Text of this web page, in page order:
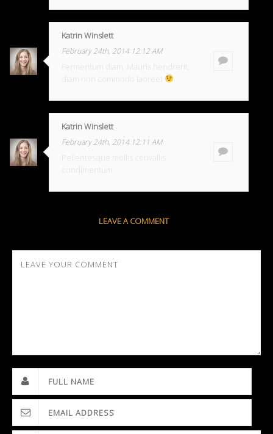
Katrin Winslett
February 24th, 2014 12:12 AM
Fermentum diam. Mauris hendrerit,
diam non commodo laoreet
Katrin Winslett
February 24th, 2014 12:11 AM
Pellentesque mollis convallis
condimentum.
LEAVE A COMMENT